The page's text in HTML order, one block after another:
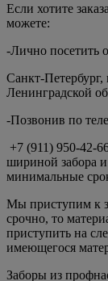
Если хотите
можете:
-Лично посетить
Санкт-
Ленинградской
-Позвонив по
+7 (911) 950-42-
шириной забора
минимальные
Мы приступим к
срочно, то
приступить на
имеющегося
Заборы из